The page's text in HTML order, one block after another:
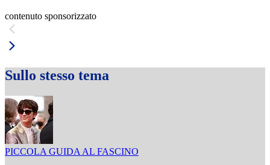
contenuto sponsorizzato
Sullo stesso tema
PICCOLA GUIDA AL FASCINO